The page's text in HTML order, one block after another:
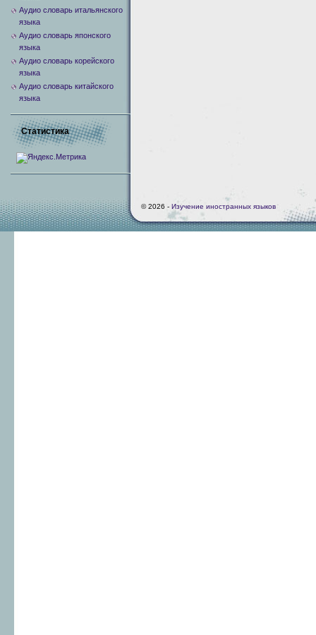
Аудио словарь итальянского
языка
Аудио словарь японского
языка
Аудио словарь корейского
языка
Аудио словарь китайского
языка
Статистика
© 2026 - Изучение иностранных языков